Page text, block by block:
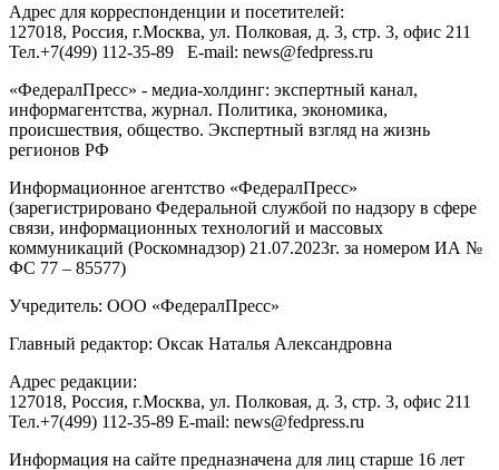
Адрес для корреспонденции и посетителей:
127018, Россия, г.Москва, ул. Полковая, д. 3, стр. 3, офис 211
Тел.+7(499) 112-35-89 E-mail: news@fedpress.ru
«ФедералПресс» - медиа-холдинг: экспертный канал,
информагентства, журнал. Политика, экономика,
происшествия, общество. Экспертный взгляд на жизнь
регионов РФ
Информационное агентство «ФедералПресс»
(зарегистрировано Федеральной службой по надзору в сфере
связи, информационных технологий и массовых
коммуникаций (Роскомнадзор) 21.07.2023г. за номером ИА №
ФС 77 – 85577)
Учредитель: ООО «ФедералПресс»
Главный редактор: Оксак Наталья Александровна
Адрес редакции:
127018, Россия, г.Москва, ул. Полковая, д. 3, стр. 3, офис 211
Тел.+7(499) 112-35-89 E-mail: news@fedpress.ru
Информация на сайте предназначена для лиц старше 16 лет